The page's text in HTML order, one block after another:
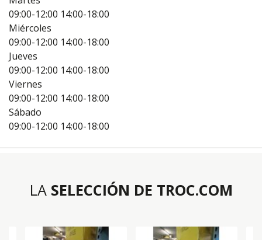
09:00-12:00 14:00-18:00
Miércoles
09:00-12:00 14:00-18:00
Jueves
09:00-12:00 14:00-18:00
Viernes
09:00-12:00 14:00-18:00
Sábado
09:00-12:00 14:00-18:00
LA SELECCIÓN DE TROC.COM